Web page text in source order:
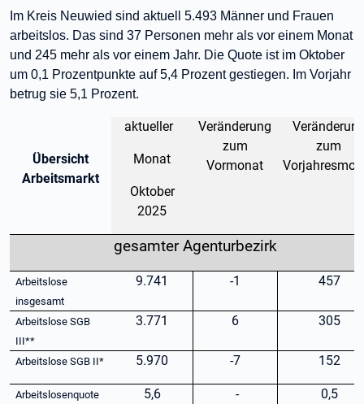
Im Kreis Neuwied sind aktuell 5.493 Männer und Frauen
arbeitslos. Das sind 37 Personen mehr als vor einem Monat
und 245 mehr als vor einem Jahr. Die Quote ist im Oktober
um 0,1 Prozentpunkte auf 5,4 Prozent gestiegen. Im Vorjahr
betrug sie 5,1 Prozent.
Übersicht
Arbeitsmarkt
aktueller
Monat
Oktober
2025
Veränderung
zum
Vormonat
zum
gesamter Agenturbezirk
Arbeitslose
insgesamt
9.741 -1 457
Arbeitslose SGB
III**
3.771 6 305
Arbeitslose SGB II* 5.970 -7 152
Arbeitslosenquote
5,6 - 0,5